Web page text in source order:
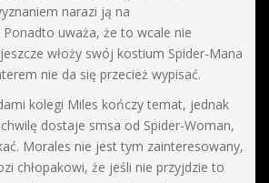
narazi ją na
uważa, że to wcale nie
włoży swój kostium Spider-Mana
nie da się przecież wypisać.
kolegi Miles kończy temat, jednak
dostaje smsa od Spider-Woman,
Morales nie jest tym zainteresowany,
chłopakowi, że jeśli nie przyjdzie to